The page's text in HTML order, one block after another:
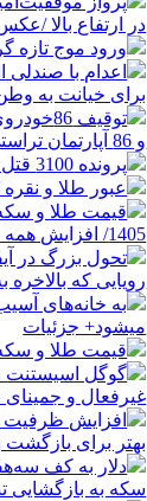
در ارتفاع بالا /
ورود موج تازه
اعدام با صندلی
برای خیانت به
و 86 آپارتمان تراستی‌ها
پرونده 3100 قتل به صلح و سازش ختم شد
عبور طلا و
1405/ افزایش همه قیمت ها + جدول
رویایی که
به خانه‌های
میشود+ جزئیات
قیمت طلا و سکه
گوگل اسیستنت
غیرفعال و
افزایش ظرفیت
بهتر برای بازگشت
دلار به کف
سکه به بازگشایی